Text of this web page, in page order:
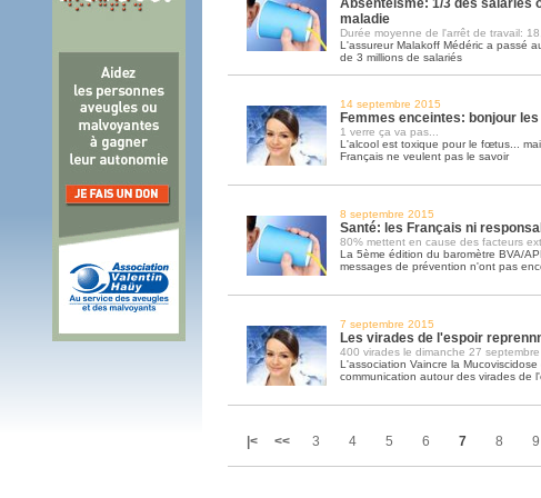
Absentéisme: 1/3 des salariés
maladie
Durée moyenne de l'arrêt de travail:
L'assureur Malakoff Médéric a passé
de 3 millions de salariés
14 septembre 2015
Femmes enceintes: bonjour
1 verre ça va pas...
L'alcool est toxique pour le fœtus...
Français ne veulent pas le savoir
8 septembre 2015
Santé: les Français ni
80% mettent en cause des facteurs
La 5ème édition du baromètre BVA/
messages de prévention n'ont pas
7 septembre 2015
Les virades de l'espoir
400 virades le dimanche 27 septembre
L'association Vaincre la
communication autour des virades de
|< << 3 4 5 6 7 8 9